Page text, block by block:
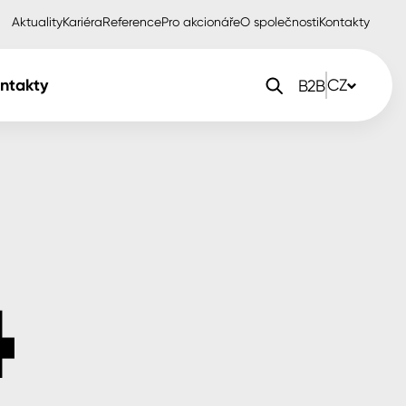
AktualityKariéraReferencePro akcionářeO společnostiKontakty
B2BCZ